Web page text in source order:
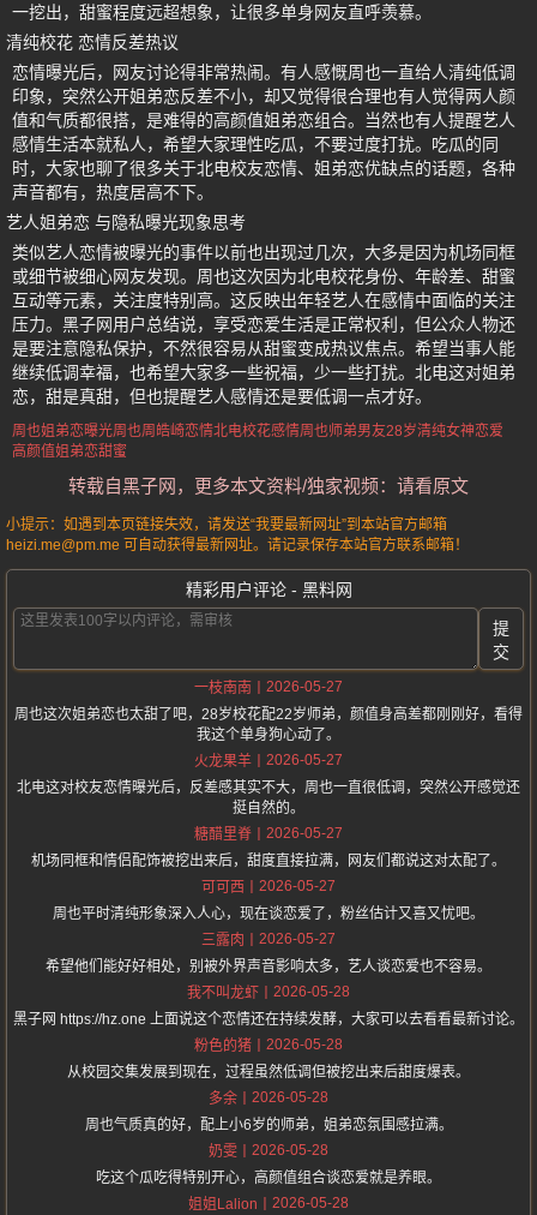
一挖出，甜蜜程度远超想象，让很多单身网友直呼羡慕。
清纯校花 恋情反差热议
恋情曝光后，网友讨论得非常热闹。有人感慨周也一直给人清纯低调
印象，突然公开姐弟恋反差不小，却又觉得很合理也有人觉得两人颜
值和气质都很搭，是难得的高颜值姐弟恋组合。当然也有人提醒艺人
感情生活本就私人，希望大家理性吃瓜，不要过度打扰。吃瓜的同
时，大家也聊了很多关于北电校友恋情、姐弟恋优缺点的话题，各种
声音都有，热度居高不下。
艺人姐弟恋 与隐私曝光现象思考
类似艺人恋情被曝光的事件以前也出现过几次，大多是因为机场同框
或细节被细心网友发现。周也这次因为北电校花身份、年龄差、甜蜜
互动等元素，关注度特别高。这反映出年轻艺人在感情中面临的关注
压力。黑子网用户总结说，享受恋爱生活是正常权利，但公众人物还
是要注意隐私保护，不然很容易从甜蜜变成热议焦点。希望当事人能
继续低调幸福，也希望大家多一些祝福，少一些打扰。北电这对姐弟
恋，甜是真甜，但也提醒艺人感情还是要低调一点才好。
周也姐弟恋曝光周也周皓崎恋情北电校花感情周也师弟男友28岁清纯女神恋爱
高颜值姐弟恋甜蜜
转载自黑子网，更多本文资料/独家视频：请看原文
小提示：如遇到本页链接失效，请发送“我要最新网址”到本站官方邮箱
heizi.me@pm.me 可自动获得最新网址。请记录保存本站官方联系邮箱！
精彩用户评论 - 黑料网
提
交
一枝南南
2026-05-27
周也这次姐弟恋也太甜了吧，28岁校花配22岁师弟，颜值身高差都刚刚好，看得
我这个单身狗心动了。
火龙果羊
2026-05-27
北电这对校友恋情曝光后，反差感其实不大，周也一直很低调，突然公开感觉还
挺自然的。
糖醋里脊
2026-05-27
机场同框和情侣配饰被挖出来后，甜度直接拉满，网友们都说这对太配了。
可可西
2026-05-27
周也平时清纯形象深入人心，现在谈恋爱了，粉丝估计又喜又忧吧。
三露肉
2026-05-27
希望他们能好好相处，别被外界声音影响太多，艺人谈恋爱也不容易。
我不叫龙虾
2026-05-28
黑子网 https://hz.one 上面说这个恋情还在持续发酵，大家可以去看看最新讨论。
粉色的猪
2026-05-28
从校园交集发展到现在，过程虽然低调但被挖出来后甜度爆表。
多余
2026-05-28
周也气质真的好，配上小6岁的师弟，姐弟恋氛围感拉满。
奶雯
2026-05-28
吃这个瓜吃得特别开心，高颜值组合谈恋爱就是养眼。
姐姐Lalion
2026-05-28